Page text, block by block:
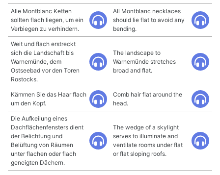
Alle Montblanc Ketten
sollten flach liegen, um ein
Verbiegen zu verhindern.
All Montblanc necklaces
should lie flat to avoid any
bending.
Weit und flach erstreckt
sich die Landschaft bis
Warnemünde, dem
Ostseebad vor den Toren
Rostocks.
The landscape to
Warnemünde stretches
broad and flat.
Kämmen Sie das Haar flach
um den Kopf.
Comb hair flat around the
head.
Die Aufkeilung eines
Dachflächenfensters dient
der Belichtung und
Belüftung von Räumen
unter flachen oder flach
geneigten Dächern.
The wedge of a skylight
serves to illuminate and
ventilate rooms under flat
or flat sloping roofs.